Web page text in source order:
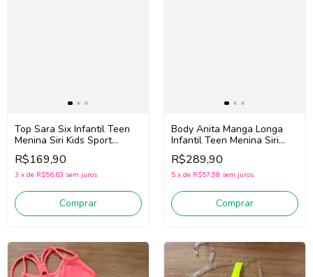
Top Sara Six Infantil Teen
Menina Siri Kids Sport
Badminton 44787 (Rosa)
R$169,90
3 x de R$56,63 sem juros
Comprar
Body Anita Manga Longa
Infantil Teen Menina Siri
Kids 43206 Picolé
(Rosa/Lilás/Amarelo)
R$289,90
5 x de R$57,98 sem juros
Comprar